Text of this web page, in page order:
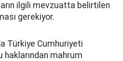
ilgili mevzuatta belirtilen
gerekiyor.
Türkiye Cumhuriyeti
haklarından mahrum